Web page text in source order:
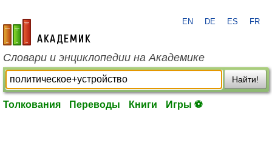
academic.ru
EN DE ES FR
Словари и энциклопедии на Академике
Найти!
Толкования Переводы Книги Игры ⚽